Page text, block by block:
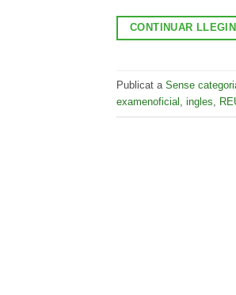
CONTINUAR
Publicat a Sense
examenoficial
ingles